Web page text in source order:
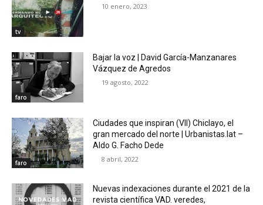
tv
10 enero, 2023
faro
Bajar la voz | David García-Manzanares
Vázquez de Agredos
19 agosto, 2022
faro
Ciudades que inspiran (VII) Chiclayo, el
gran mercado del norte | Urbanistas.lat –
Aldo G. Facho Dede
8 abril, 2022
Nuevas indexaciones durante el 2021 de la
revista científica VAD. veredes,